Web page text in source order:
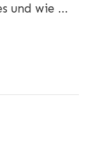
und wie …